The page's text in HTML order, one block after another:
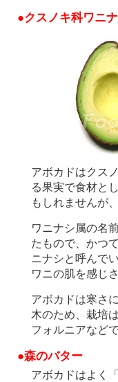
●クスノキ科ワニ
アボカドはクス
る果実で食材と
もしれませんが
ワニナシ属の名
たもので、かつ
ニナシと呼んで
ワニの肌を感じ
アボカドは寒さ
木のため、栽培
フォルニアなど
●森のバター
アボカドはよく